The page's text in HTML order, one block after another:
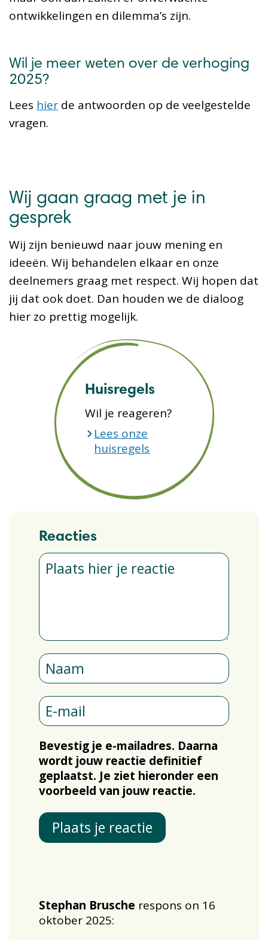
ontwikkelingen en dilemma’s zijn.
Wil je meer weten over de verhoging
2025?
Lees hier de antwoorden op de veelgestelde
vragen.
Wij gaan graag met je in
gesprek
Wij zijn benieuwd naar jouw mening en
ideeën. Wij behandelen elkaar en onze
deelnemers graag met respect. Wij hopen dat
jij dat ook doet. Dan houden we de dialoog
hier zo prettig mogelijk.
Huisregels
Wil je reageren?
Lees onze
huisregels
Reacties
Bevestig je e-mailadres. Daarna
wordt jouw reactie definitief
geplaatst. Je ziet hieronder een
voorbeeld van jouw reactie.
Plaats je reactie
Stephan Brusche respons on 16
oktober 2025: